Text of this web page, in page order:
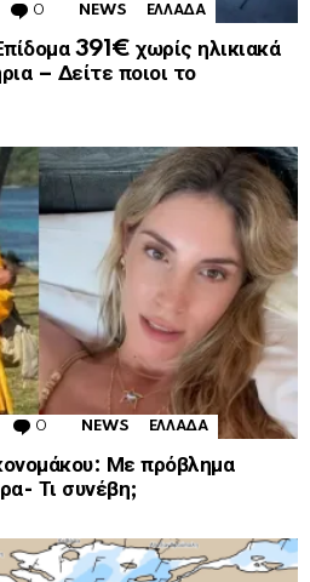
0 Comments
NEWS ΕΛΛΑΔΑ
391€ χωρίς ηλικιακά
– Δείτε ποιοι το
0 Comments
NEWS ΕΛΛΑΔΑ
Με πρόβλημα
Τι συνέβη;